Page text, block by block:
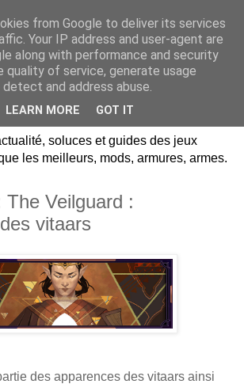
Univers :
infos sur
Age.
soluces et guides des jeux
les meilleurs, mods, armures, armes.
The Veilguard :
vitaars
des apparences des vitaars ainsi
from Google to deliver its services
Your IP address and user-agent are
along with performance and security
quality of service, generate usage
and address abuse.
LEARN MORE GOT IT